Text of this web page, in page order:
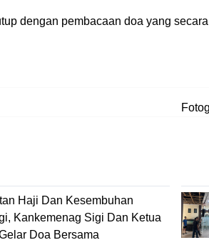
dengan pembacaan doa yang
Haji Dan Kesembuhan
Kankemenag Sigi Dan Ketua
Doa Bersama